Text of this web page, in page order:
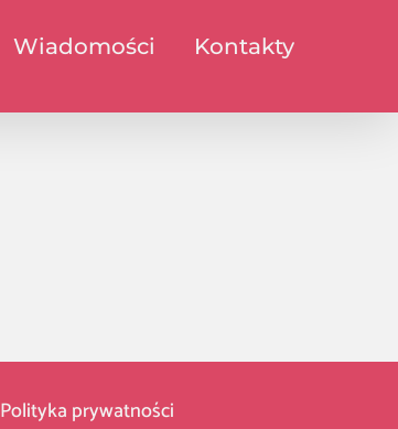
Wiadomości Kontakty
Polityka prywatności